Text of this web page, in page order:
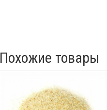
Похожие товары